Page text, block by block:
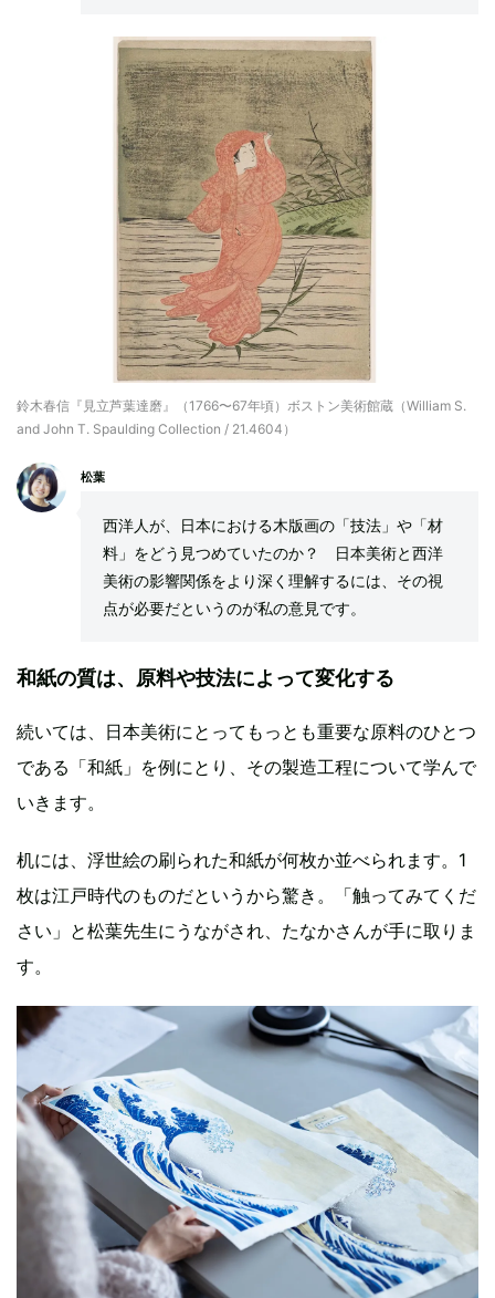
鈴木春信『見立芦葉達磨』（1766〜67年頃）ボストン美術館蔵（William S.
and John T. Spaulding Collection / 21.4604）
松葉
西洋人が、日本における木版画の「技法」や「材
料」をどう見つめていたのか？ 日本美術と西洋
美術の影響関係をより深く理解するには、その視
点が必要だというのが私の意見です。
和紙の質は、原料や技法によって変化する
続いては、日本美術にとってもっとも重要な原料のひとつ
である「和紙」を例にとり、その製造工程について学んで
いきます。
机には、浮世絵の刷られた和紙が何枚か並べられます。1
枚は江戸時代のものだというから驚き。「触ってみてくだ
さい」と松葉先生にうながされ、たなかさんが手に取りま
す。